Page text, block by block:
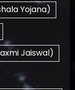
Yojana)
Jaiswal)